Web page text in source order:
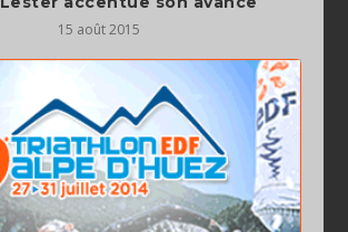
15 août 2015